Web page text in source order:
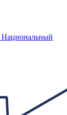
Национальный